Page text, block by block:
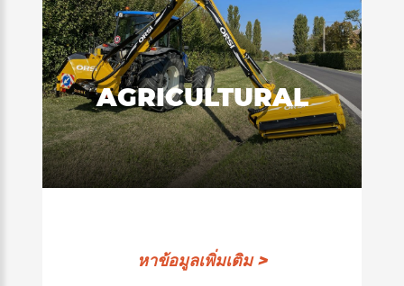
AGRICULTURAL
หาข้อมูลเพิ่มเติม >